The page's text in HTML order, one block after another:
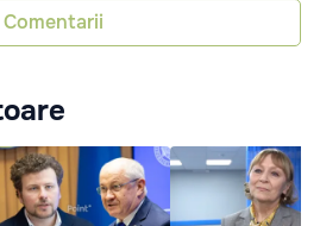
Comentarii